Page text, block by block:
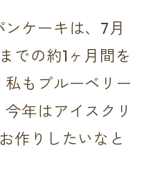
ケーキは、7月
での約1ヶ月間を
もブルーベリー
年はアイスクリ
作りしたいなと